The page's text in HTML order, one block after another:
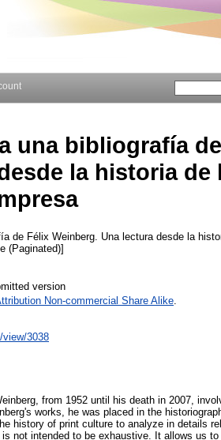
una bibliografía
la historia de
de Félix Weinberg. Una lectura desde la
(Paginated)]
version
Non-commercial Share Alike
3038
from 1952 until his death in 2007,
works, he was placed in the
history of print culture to analyze in details
not intended to be exhaustive. It allows us